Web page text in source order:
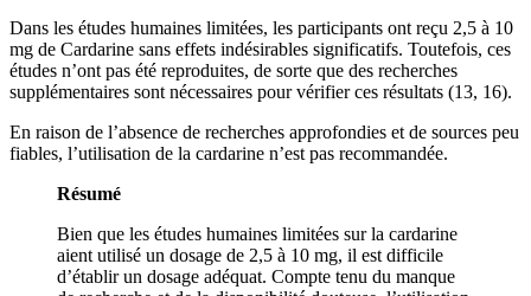
Dans les études humaines limitées, les participants ont reçu 2,5 à 10
mg de Cardarine sans effets indésirables significatifs. Toutefois, ces
études n’ont pas été reproduites, de sorte que des recherches
supplémentaires sont nécessaires pour vérifier ces résultats (13, 16).
En raison de l’absence de recherches approfondies et de sources peu
fiables, l’utilisation de la cardarine n’est pas recommandée.
Résumé
Bien que les études humaines limitées sur la cardarine
aient utilisé un dosage de 2,5 à 10 mg, il est difficile
d’établir un dosage adéquat. Compte tenu du manque